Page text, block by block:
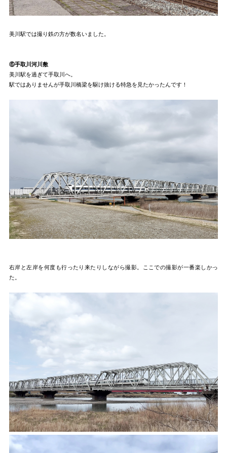
美川駅では撮り鉄の方が数名いました。
⑥手取川河川敷
美川駅を過ぎて手取川へ。
駅ではありませんが手取川橋梁を駆け抜ける特急を見たかったんです！
右岸と左岸を何度も行ったり来たりしながら撮影。ここでの撮影が一番楽しかっ
た。